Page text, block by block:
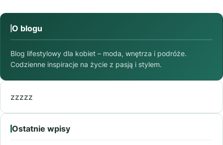
O blogu
Blog lifestylowy dla kobiet – moda, wnętrza i podróże.
Codzienne inspiracje na życie z pasją i stylem.
zzzzz
Ostatnie wpisy